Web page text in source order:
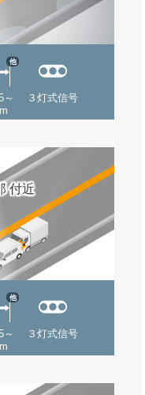
～
他
３灯式信号
付近
～
他
３灯式信号